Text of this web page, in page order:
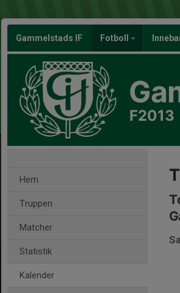
Gammelstads IF Fotboll
F2013
Hem
Truppen
Matcher
Statistik
Kalender